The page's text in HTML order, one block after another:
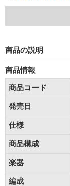
商品の説明
商品情報
商品コード
発売日
仕様
商品構成
楽器
編成